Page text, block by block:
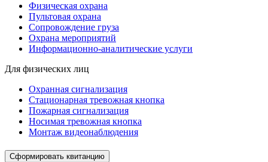
Физическая охрана
Пультовая охрана
Сопровождение груза
Охрана мероприятий
Информационно-аналитические услуги
Для физических лиц
Охранная сигнализация
Стационарная тревожная кнопка
Пожарная сигнализация
Носимая тревожная кнопка
Монтаж видеонаблюдения
Сформировать квитанцию